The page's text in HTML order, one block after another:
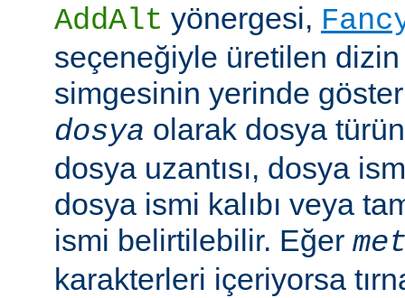
AddAlt yönergesi,
seçeneğiyle üretilen
simgesinin yerinde
dosya olarak dosya
dosya uzantısı, dosya
dosya ismi kalıbı veya
ismi belirtilebilir. Eğer
karakterleri içeriyorsa